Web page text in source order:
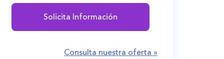
Solicita Información
Consulta nuestra oferta »